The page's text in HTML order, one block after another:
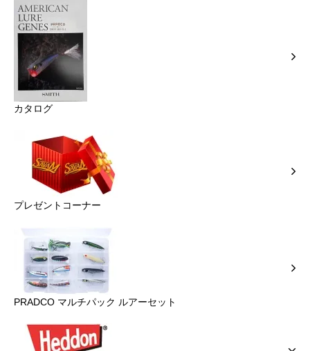
カタログ
プレゼントコーナー
PRADCO マルチパック ルアーセット